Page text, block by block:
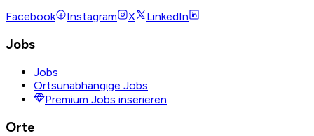
Facebook
Instagram X LinkedIn
Jobs
Jobs
Ortsunabhängige Jobs
Premium Jobs inserieren
Orte